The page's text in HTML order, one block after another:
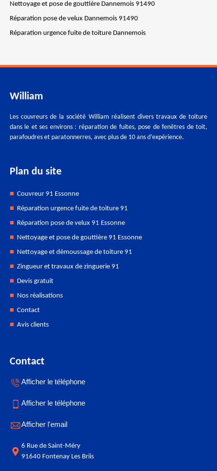
Nettoyage et pose de gouttière Dannemois 91490
Réparation pose de velux Dannemois 91490
Réparation urgence fuite de toiture Dannemois
William
Les couvreurs de la société William réalisent divers travaux de toiture
dans le et ses environs : réparation de fuites, pose de fenêtres de toit,
parafoudres et paratonnerres, avec plus de 10 ans d’expérience.
Plan du site
Couvreur 91 Essonne
Réparation urgence fuite de toiture 91
Réparation pose de velux 91 Essonne
Nettoyage et pose de gouttière 91 Essonne
Nettoyage et démoussage de toiture 91
Zingueur et travaux de zinguerie 91
Devis gratuit
Nos réalisations
Contact
Avis clients
Contact
Afficher le téléphone
Afficher le téléphone
Afficher l'email
6 Rue de Saint-Méry
91640 Fontenay Les Briis